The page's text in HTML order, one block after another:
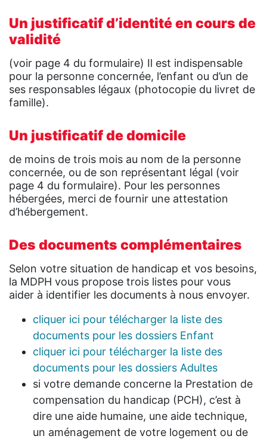
Un justificatif d’identité en cours de
validité
(voir page 4 du formulaire) Il est indispensable
pour la personne concernée, l’enfant ou d’un de
ses responsables légaux (photocopie du livret de
famille).
Un justificatif de domicile
de moins de trois mois au nom de la personne
concernée, ou de son représentant légal (voir
page 4 du formulaire). Pour les personnes
hébergées, merci de fournir une attestation
d’hébergement.
Des documents complémentaires
Selon votre situation de handicap et vos besoins,
la MDPH vous propose trois listes pour vous
aider à identifier les documents à nous envoyer.
cliquer ici pour télécharger la liste des
documents pour les dossiers Enfant
cliquer ici pour télécharger la liste des
documents pour les dossiers Adultes
si votre demande concerne la Prestation de
compensation du handicap (PCH), c’est à
dire une aide humaine, une aide technique,
un aménagement de votre logement ou de